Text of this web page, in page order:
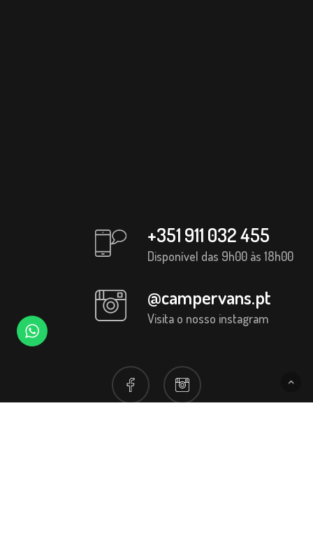
+351 911 032 455
Disponível das 9h00 às 18h00
@campervans.pt
Visita o nosso instagram